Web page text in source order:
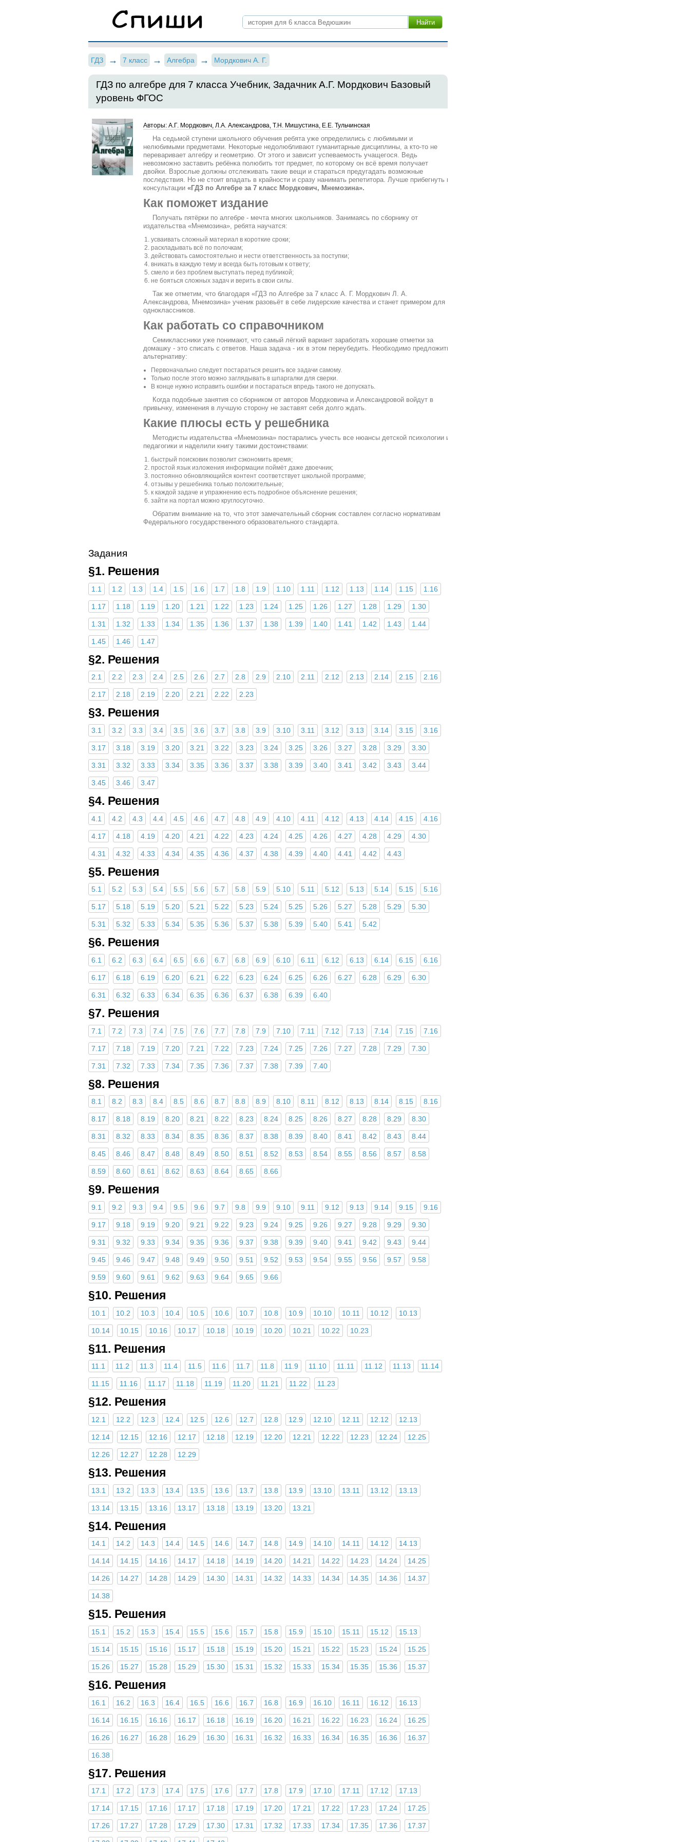
ГДЗ 7 класс Алгебра Мордкович А. Г.
ГДЗ по алгебре для 7 класса Учебник, Задачник А.Г. Мордкович Базовый
уровень ФГОС
Авторы: А.Г. Мордкович, Л.А. Александрова, Т.Н. Мишустина, Е.Е. Тульчинская
На седьмой ступени школьного обучения ребята уже определились с любимыми и
нелюбимыми предметами. Некоторые недолюбливают гуманитарные дисциплины, а кто-то не
переваривает алгебру и геометрию. От этого и зависит успеваемость учащегося. Ведь
невозможно заставить ребёнка полюбить тот предмет, по которому он всё время получает
двойки. Взрослые должны отслеживать такие вещи и стараться предугадать возможные
последствия. Но не стоит впадать в крайности и сразу нанимать репетитора. Лучше прибегнуть к
консультации «ГДЗ по Алгебре за 7 класс Мордкович, Мнемозина».
Как поможет издание
Получать пятёрки по алгебре - мечта многих школьников. Занимаясь по сборнику от
издательства «Мнемозина», ребята научатся:
усваивать сложный материал в короткие сроки;
раскладывать всё по полочкам;
действовать самостоятельно и нести ответственность за поступки;
вникать в каждую тему и всегда быть готовым к ответу;
смело и без проблем выступать перед публикой;
не бояться сложных задач и верить в свои силы.
Так же отметим, что благодаря «ГДЗ по Алгебре за 7 класс А. Г. Мордкович Л. А.
Александрова, Мнемозина» ученик разовьёт в себе лидерские качества и станет примером для
одноклассников.
Как работать со справочником
Семиклассники уже понимают, что самый лёгкий вариант заработать хорошие отметки за
домашку - это списать с ответов. Наша задача - их в этом переубедить. Необходимо предложить
альтернативу:
Первоначально следует постараться решить все задачи самому.
Только после этого можно заглядывать в шпаргалки для сверки.
В конце нужно исправить ошибки и постараться впредь такого не допускать.
Когда подобные занятия со сборником от авторов Мордковича и Александровой войдут в
привычку, изменения в лучшую сторону не заставят себя долго ждать.
Какие плюсы есть у решебника
Методисты издательства «Мнемозина» постарались учесть все нюансы детской психологии и
педагогики и наделили книгу такими достоинствами:
быстрый поисковик позволит сэкономить время;
простой язык изложения информации поймёт даже двоечник;
постоянно обновляющийся контент соответствует школьной программе;
отзывы у решебника только положительные;
к каждой задаче и упражнению есть подробное объяснение решения;
зайти на портал можно круглосуточно.
Обратим внимание на то, что этот замечательный сборник составлен согласно нормативам
Федерального государственного образовательного стандарта.
Задания
§1. Решения
1.1 1.2 1.3 1.4 1.5 1.6 1.7 1.8 1.9 1.10 1.11 1.12 1.13 1.14 1.15 1.16
1.17 1.18 1.19 1.20 1.21 1.22 1.23 1.24 1.25 1.26 1.27 1.28 1.29 1.30
1.31 1.32 1.33 1.34 1.35 1.36 1.37 1.38 1.39 1.40 1.41 1.42 1.43 1.44
1.45 1.46 1.47
§2. Решения
2.1 2.2 2.3 2.4 2.5 2.6 2.7 2.8 2.9 2.10 2.11 2.12 2.13 2.14 2.15 2.16
2.17 2.18 2.19 2.20 2.21 2.22 2.23
§3. Решения
3.1 3.2 3.3 3.4 3.5 3.6 3.7 3.8 3.9 3.10 3.11 3.12 3.13 3.14 3.15 3.16
3.17 3.18 3.19 3.20 3.21 3.22 3.23 3.24 3.25 3.26 3.27 3.28 3.29 3.30
3.31 3.32 3.33 3.34 3.35 3.36 3.37 3.38 3.39 3.40 3.41 3.42 3.43 3.44
3.45 3.46 3.47
§4. Решения
4.1 4.2 4.3 4.4 4.5 4.6 4.7 4.8 4.9 4.10 4.11 4.12 4.13 4.14 4.15 4.16
4.17 4.18 4.19 4.20 4.21 4.22 4.23 4.24 4.25 4.26 4.27 4.28 4.29 4.30
4.31 4.32 4.33 4.34 4.35 4.36 4.37 4.38 4.39 4.40 4.41 4.42 4.43
§5. Решения
5.1 5.2 5.3 5.4 5.5 5.6 5.7 5.8 5.9 5.10 5.11 5.12 5.13 5.14 5.15 5.16
5.17 5.18 5.19 5.20 5.21 5.22 5.23 5.24 5.25 5.26 5.27 5.28 5.29 5.30
5.31 5.32 5.33 5.34 5.35 5.36 5.37 5.38 5.39 5.40 5.41 5.42
§6. Решения
6.1 6.2 6.3 6.4 6.5 6.6 6.7 6.8 6.9 6.10 6.11 6.12 6.13 6.14 6.15 6.16
6.17 6.18 6.19 6.20 6.21 6.22 6.23 6.24 6.25 6.26 6.27 6.28 6.29 6.30
6.31 6.32 6.33 6.34 6.35 6.36 6.37 6.38 6.39 6.40
§7. Решения
7.1 7.2 7.3 7.4 7.5 7.6 7.7 7.8 7.9 7.10 7.11 7.12 7.13 7.14 7.15 7.16
7.17 7.18 7.19 7.20 7.21 7.22 7.23 7.24 7.25 7.26 7.27 7.28 7.29 7.30
7.31 7.32 7.33 7.34 7.35 7.36 7.37 7.38 7.39 7.40
§8. Решения
8.1 8.2 8.3 8.4 8.5 8.6 8.7 8.8 8.9 8.10 8.11 8.12 8.13 8.14 8.15 8.16
8.17 8.18 8.19 8.20 8.21 8.22 8.23 8.24 8.25 8.26 8.27 8.28 8.29 8.30
8.31 8.32 8.33 8.34 8.35 8.36 8.37 8.38 8.39 8.40 8.41 8.42 8.43 8.44
8.45 8.46 8.47 8.48 8.49 8.50 8.51 8.52 8.53 8.54 8.55 8.56 8.57 8.58
8.59 8.60 8.61 8.62 8.63 8.64 8.65 8.66
§9. Решения
9.1 9.2 9.3 9.4 9.5 9.6 9.7 9.8 9.9 9.10 9.11 9.12 9.13 9.14 9.15 9.16
9.17 9.18 9.19 9.20 9.21 9.22 9.23 9.24 9.25 9.26 9.27 9.28 9.29 9.30
9.31 9.32 9.33 9.34 9.35 9.36 9.37 9.38 9.39 9.40 9.41 9.42 9.43 9.44
9.45 9.46 9.47 9.48 9.49 9.50 9.51 9.52 9.53 9.54 9.55 9.56 9.57 9.58
9.59 9.60 9.61 9.62 9.63 9.64 9.65 9.66
§10. Решения
10.1 10.2 10.3 10.4 10.5 10.6 10.7 10.8 10.9 10.10 10.11 10.12 10.13
10.14 10.15 10.16 10.17 10.18 10.19 10.20 10.21 10.22 10.23
§11. Решения
11.1 11.2 11.3 11.4 11.5 11.6 11.7 11.8 11.9 11.10 11.11 11.12 11.13 11.14
11.15 11.16 11.17 11.18 11.19 11.20 11.21 11.22 11.23
§12. Решения
12.1 12.2 12.3 12.4 12.5 12.6 12.7 12.8 12.9 12.10 12.11 12.12 12.13
12.14 12.15 12.16 12.17 12.18 12.19 12.20 12.21 12.22 12.23 12.24 12.25
12.26 12.27 12.28 12.29
§13. Решения
13.1 13.2 13.3 13.4 13.5 13.6 13.7 13.8 13.9 13.10 13.11 13.12 13.13
13.14 13.15 13.16 13.17 13.18 13.19 13.20 13.21
§14. Решения
14.1 14.2 14.3 14.4 14.5 14.6 14.7 14.8 14.9 14.10 14.11 14.12 14.13
14.14 14.15 14.16 14.17 14.18 14.19 14.20 14.21 14.22 14.23 14.24 14.25
14.26 14.27 14.28 14.29 14.30 14.31 14.32 14.33 14.34 14.35 14.36 14.37
14.38
§15. Решения
15.1 15.2 15.3 15.4 15.5 15.6 15.7 15.8 15.9 15.10 15.11 15.12 15.13
15.14 15.15 15.16 15.17 15.18 15.19 15.20 15.21 15.22 15.23 15.24 15.25
15.26 15.27 15.28 15.29 15.30 15.31 15.32 15.33 15.34 15.35 15.36 15.37
§16. Решения
16.1 16.2 16.3 16.4 16.5 16.6 16.7 16.8 16.9 16.10 16.11 16.12 16.13
16.14 16.15 16.16 16.17 16.18 16.19 16.20 16.21 16.22 16.23 16.24 16.25
16.26 16.27 16.28 16.29 16.30 16.31 16.32 16.33 16.34 16.35 16.36 16.37
16.38
§17. Решения
17.1 17.2 17.3 17.4 17.5 17.6 17.7 17.8 17.9 17.10 17.11 17.12 17.13
17.14 17.15 17.16 17.17 17.18 17.19 17.20 17.21 17.22 17.23 17.24 17.25
17.26 17.27 17.28 17.29 17.30 17.31 17.32 17.33 17.34 17.35 17.36 17.37